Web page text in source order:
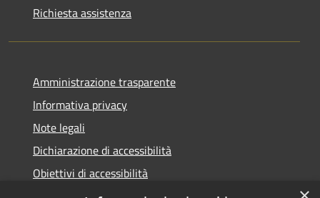
Richiesta assistenza
Amministrazione trasparente
Informativa privacy
Note legali
Dichiarazione di accessibilità
Obiettivi di accessibilità